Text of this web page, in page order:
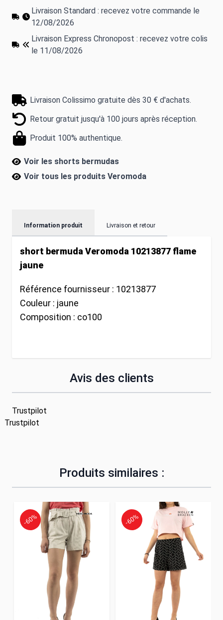
Livraison Standard : recevez votre commande le
12/08/2026
Livraison Express Chronopost : recevez votre colis
le 11/08/2026
Livraison Colissimo gratuite dès 30 € d'achats.
Retour gratuit jusqu'à 100 jours après réception.
Produit 100% authentique.
Voir les shorts bermudas
Voir tous les produits Veromoda
Information produit Livraison et retour
short bermuda Veromoda 10213877 flame
jaune
Référence fournisseur : 10213877
Couleur : jaune
Composition : co100
Avis des clients
Trustpilot
Trustpilot
Produits similaires :
-60% -60%